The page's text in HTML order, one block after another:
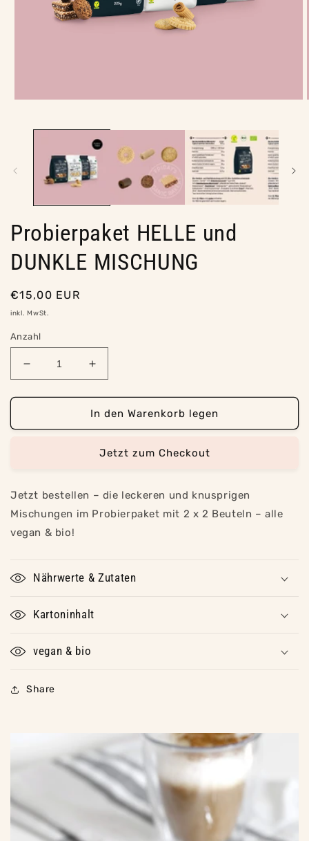
Probierpaket HELLE und
DUNKLE MISCHUNG
Normaler
Preis
€15,00 EUR
inkl. MwSt.
Anzahl
Verringere
die
Menge
Probierpaket
Erhöhe
die
Menge
für
Probierpaket
und
In den Warenkorb legen
Jetzt zum Checkout
Jetzt bestellen – die leckeren und knusprigen
Mischungen im Probierpaket mit 2 x 2 Beuteln – alle
vegan & bio!
Nährwerte & Zutaten
Kartoninhalt
vegan & bio
Share